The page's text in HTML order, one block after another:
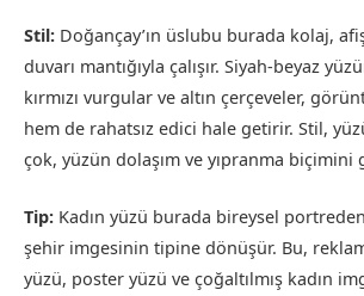
Stil: Doğançay’ın üslubu burada kolaj,
duvarı mantığıyla çalışır. Siyah-beyaz
kırmızı vurgular ve altın çerçeveler,
hem de rahatsız edici hale getirir. Stil,
çok, yüzün dolaşım ve yıpranma biçimini
Tip: Kadın yüzü burada bireysel
şehir imgesinin tipine dönüşür. Bu,
yüzü, poster yüzü ve çoğaltılmış kadın